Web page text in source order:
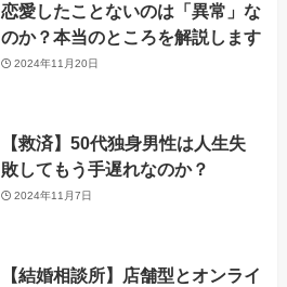
恋愛したことないのは「異常」な
のか？本当のところを解説します
2024年11月20日
【救済】50代独身男性は人生失
敗してもう手遅れなのか？
2024年11月7日
【結婚相談所】店舗型とオンライ